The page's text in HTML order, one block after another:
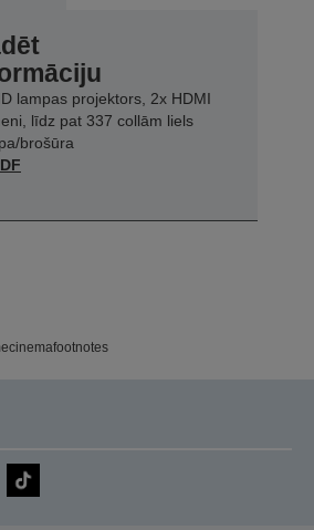
lampas projektors, 2x HDMI
līdz pat 337 collām liels
brošūra